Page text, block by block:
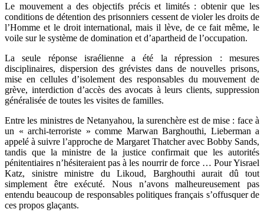
Le mouvement a des objectifs précis et limités : obtenir que les
conditions de détention des prisonniers cessent de violer les droits de
l’Homme et le droit international, mais il lève, de ce fait même, le
voile sur le système de domination et d’apartheid de l’occupation.
La seule réponse israélienne a été la répression : mesures
disciplinaires, dispersion des grévistes dans de nouvelles prisons,
mise en cellules d’isolement des responsables du mouvement de
grève, interdiction d’accès des avocats à leurs clients, suppression
généralisée de toutes les visites de familles.
Entre les ministres de Netanyahou, la surenchère est de mise : face à
un « archi-terroriste » comme Marwan Barghouthi, Lieberman a
appelé à suivre l’approche de Margaret Thatcher avec Bobby Sands,
tandis que la ministre de la justice confirmait que les autorités
pénitentiaires n’hésiteraient pas à les nourrir de force … Pour Yisrael
Katz, sinistre ministre du Likoud, Barghouthi aurait dû tout
simplement être exécuté. Nous n’avons malheureusement pas
entendu beaucoup de responsables politiques français s’offusquer de
ces propos glaçants.